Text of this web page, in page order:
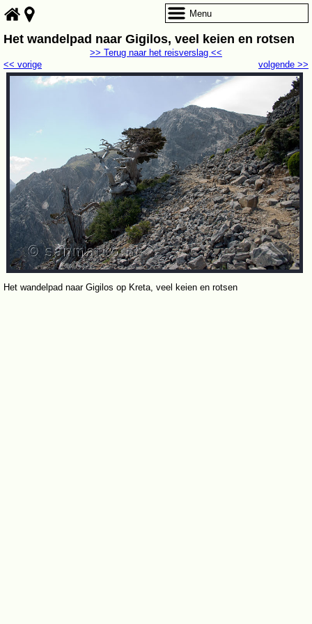
Het wandelpad naar Gigilos, veel keien en rotsen
volgende >>
<< vorige
>> Terug naar het reisverslag <<
Het wandelpad naar Gigilos op Kreta, veel keien en rotsen
Menu